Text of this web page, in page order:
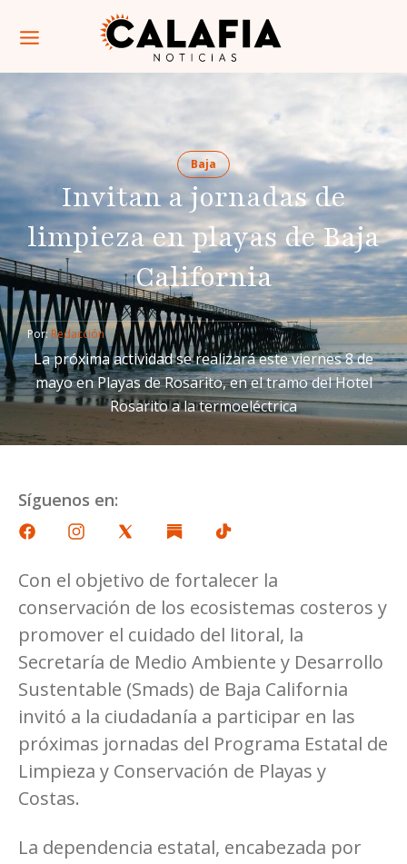
Baja
Invitan a jornadas de
limpieza en playas de Baja
California
Por: Redacción
La próxima actividad se realizará este viernes 8 de
mayo en Playas de Rosarito, en el tramo del Hotel
Rosarito a la termoeléctrica
Síguenos en:
Con el objetivo de fortalecer la
conservación de los ecosistemas costeros y
promover el cuidado del litoral, la
Secretaría de Medio Ambiente y Desarrollo
Sustentable (Smads) de Baja California
invitó a la ciudadanía a participar en las
próximas jornadas del Programa Estatal de
Limpieza y Conservación de Playas y
Costas.
La dependencia estatal, encabezada por